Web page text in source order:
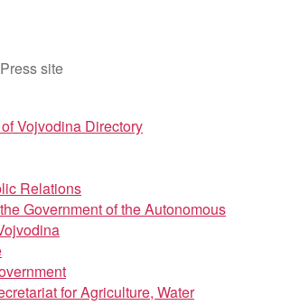
site
Vojvodina Directory
Relations
Government of the Autonomous
for Agriculture, Water